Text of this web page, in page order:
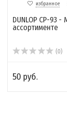
избранное
DUNLOP CP-93
ассортименте
(0)
50 руб.